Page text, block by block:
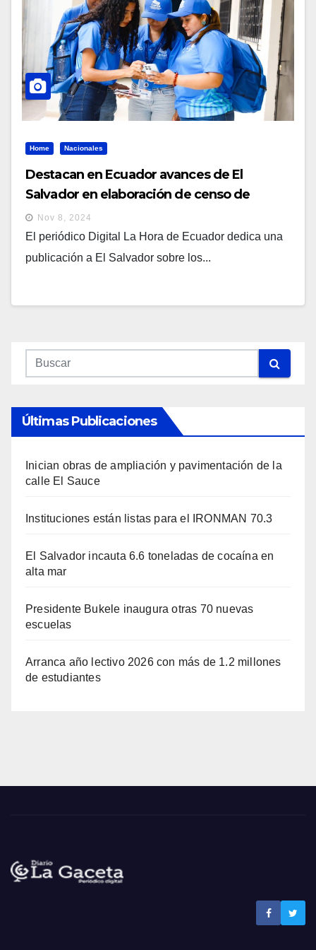
Home Nacionales
Destacan en Ecuador avances de El
Salvador en elaboración de censo de
población
Nov 8, 2024
El periódico Digital La Hora de Ecuador dedica una
publicación a El Salvador sobre los...
Últimas Publicaciones
Inician obras de ampliación y pavimentación de la
calle El Sauce
Instituciones están listas para el IRONMAN 70.3
El Salvador incauta 6.6 toneladas de cocaína en
alta mar
Presidente Bukele inaugura otras 70 nuevas
escuelas
Arranca año lectivo 2026 con más de 1.2 millones
de estudiantes